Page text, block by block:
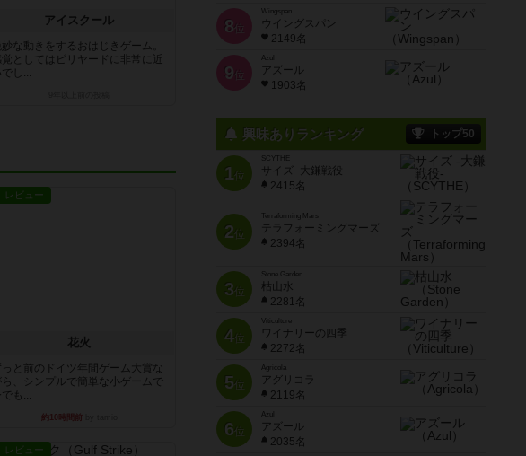
アイスクール
妙な動きをするおはじきゲーム。
覚としてはビリヤードに非常に近
でし...
レビュー
花火
っと前のドイツ年間ゲーム大賞な
ら、シンプルで簡単な小ゲームで
でも...
約10時間前
レビュー
8 位
Wingspan
ウイングスパン
2149名
9 位
Azul
アズール
1903名
興味ありランキング トップ50
1位
SCYTHE
サイズ -大鎌戦役-
2415名
2位
Terraforming Mars
テラフォーミングマーズ
2394名
3位
Stone Garden
枯山水
2281名
4位
Viticulture
ワイナリーの四季
2272名
5位
Agricola
アグリコラ
2119名
6位
Azul
アズール
2035名